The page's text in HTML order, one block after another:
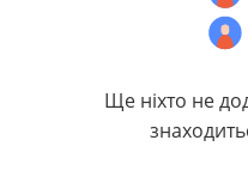
Ще ніхто не